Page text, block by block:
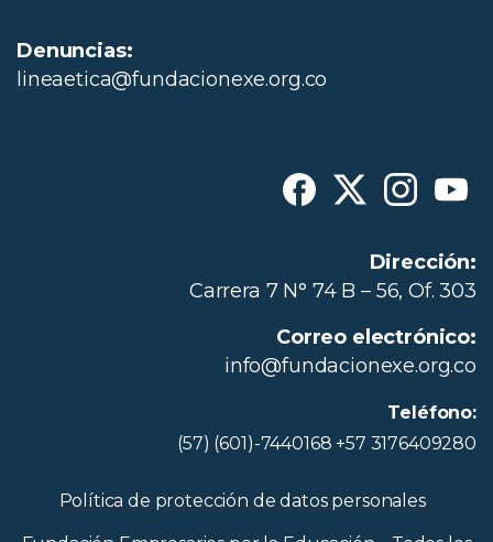
Denuncias:
lineaetica@fundacionexe.org.co
Dirección:
Carrera 7 N° 74 B – 56, Of. 303
Correo electrónico:
info@fundacionexe.org.co
Teléfono:
(57) (601)-7440168 +57 3176409280
Política de protección de datos personales